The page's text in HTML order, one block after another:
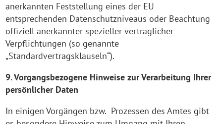
anerkannten Feststellung eines der EU
entsprechenden Datenschutzniveaus oder Beachtung
offiziell anerkannter spezieller vertraglicher
Verpflichtungen (so genannte
„Standardvertragsklauseln“).
9. Vorgangsbezogene Hinweise zur Verarbeitung Ihrer
persönlicher Daten
In einigen Vorgängen bzw. Prozessen des Amtes gibt